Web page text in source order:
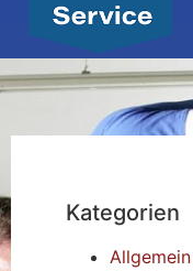
Kategorien
Allgemein